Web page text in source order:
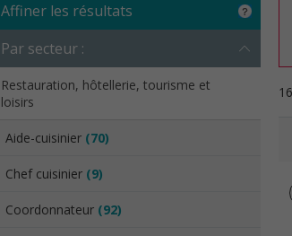
Affiner les résultats
Par secteur :
Restauration, hôtellerie, tourisme et
loisirs
Aide-cuisinier (70)
Chef cuisinier (9)
Coordonnateur (92)